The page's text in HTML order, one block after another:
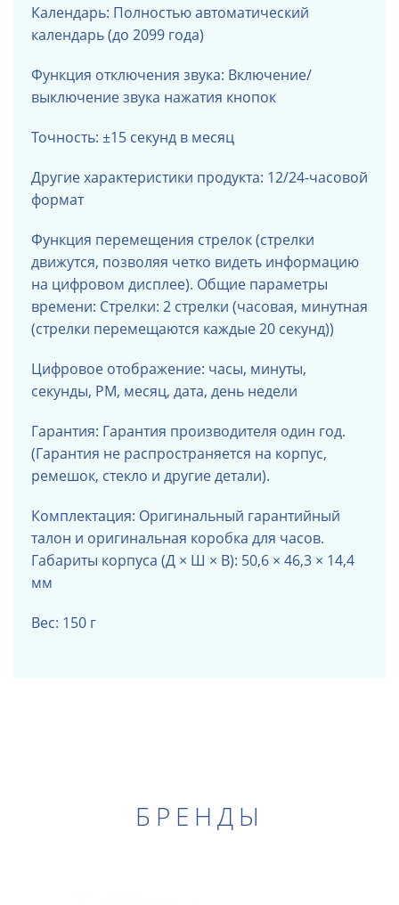
Календарь: Полностью автоматический
календарь (до 2099 года)
Функция отключения звука: Включение/
выключение звука нажатия кнопок
Точность: ±15 секунд в месяц
Другие характеристики продукта: 12/24-часовой
формат
Функция перемещения стрелок (стрелки
движутся, позволяя четко видеть информацию
на цифровом дисплее). Общие параметры
времени: Стрелки: 2 стрелки (часовая, минутная
(стрелки перемещаются каждые 20 секунд))
Цифровое отображение: часы, минуты,
секунды, PM, месяц, дата, день недели
Гарантия: Гарантия производителя один год.
(Гарантия не распространяется на корпус,
ремешок, стекло и другие детали).
Комплектация: Оригинальный гарантийный
талон и оригинальная коробка для часов.
Габариты корпуса (Д × Ш × В): 50,6 × 46,3 × 14,4
мм
Вес: 150 г
БРЕНДЫ